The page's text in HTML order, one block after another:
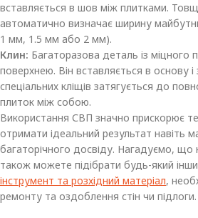
вставляється в шов між плитками.
автоматично визначає ширину
1 мм, 1.5 мм або 2 мм).
Клин: Багаторазова деталь із міцного
поверхнею. Він вставляється в основу
спеціальних кліщів затягується до
плиток між собою.
Використання СВП значно прискорює
отримати ідеальний результат навіть
багаторічного досвіду. Нагадуємо, що
також можете підібрати будь-який
інструмент та розхідний матеріал,
ремонту та оздоблення стін чи підлоги.